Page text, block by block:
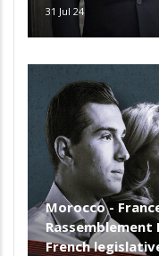
31 Jul 24
Morocco -
French